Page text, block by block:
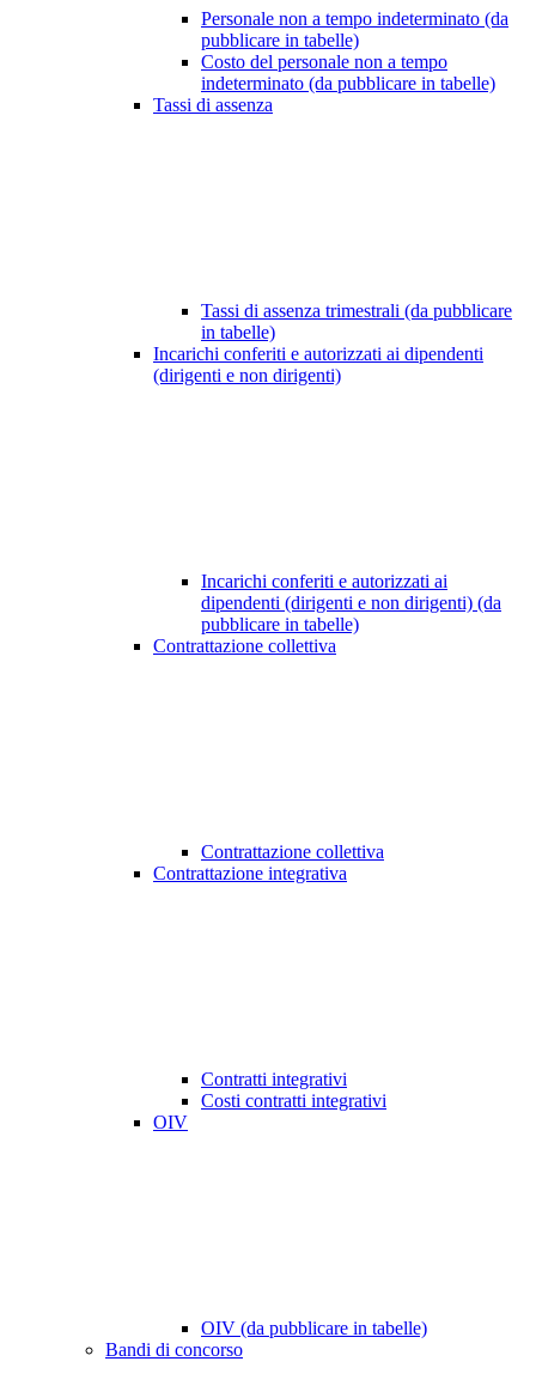
Personale non a tempo indeterminato (da
pubblicare in tabelle)
Costo del personale non a tempo
indeterminato (da pubblicare in tabelle)
Tassi di assenza
Tassi di assenza trimestrali (da pubblicare
in tabelle)
Incarichi conferiti e autorizzati ai dipendenti
(dirigenti e non dirigenti)
Incarichi conferiti e autorizzati ai
dipendenti (dirigenti e non dirigenti) (da
pubblicare in tabelle)
Contrattazione collettiva
Contrattazione collettiva
Contrattazione integrativa
Contratti integrativi
Costi contratti integrativi
OIV
OIV (da pubblicare in tabelle)
Bandi di concorso